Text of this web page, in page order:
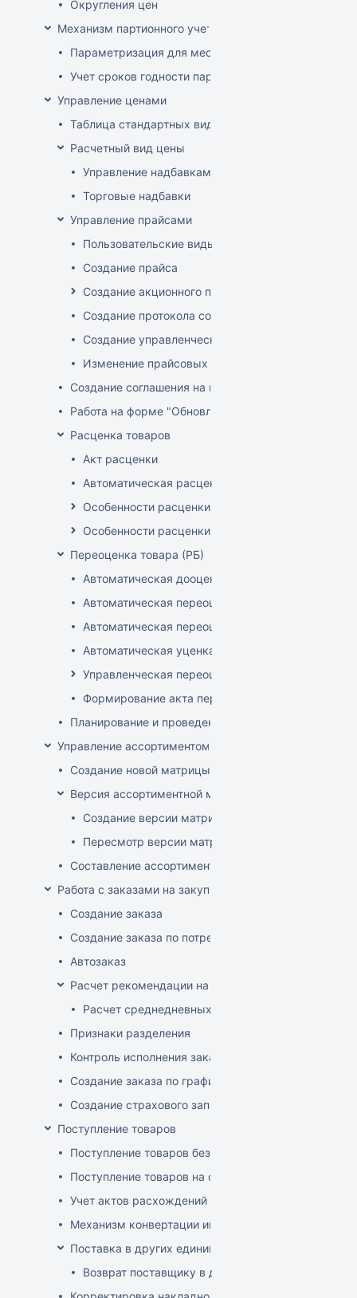
Округления цен
Механизм партионного учета
Параметризация для места хранения механизма
Учет сроков годности партий
Управление ценами
Таблица стандартных видов цен
Расчетный вид цены
Управление надбавками
Торговые надбавки
Управление прайсами
Пользовательские виды цен
Создание прайса
Создание акционного прайса
Создание протокола согласования цен
Создание управленческого прайса
Изменение прайсовых цен
Создание соглашения на поставку
Работа на форме "Обновление розничных цен"
Расценка товаров
Акт расценки
Автоматическая расценка при проведении
Особенности расценки в РБ
Особенности расценки РФ
Переоценка товара (РБ)
Автоматическая дооценка товаров
Автоматическая переоценка акционного товара
Автоматическая переоценка по прайсам и
Автоматическая уценка товаров
Управленческая переоценка
Формирование акта переоценки
Планирование и проведение акций
Управление ассортиментом магазинов
Создание новой матрицы
Версия ассортиментной матрицы
Создание версии матрицы
Пересмотр версии матрицы
Составление ассортимента магазина
Работа с заказами на закупку
Создание заказа
Создание заказа по потребностям
Автозаказ
Расчет рекомендации на закупку
Расчет среднедневных продаж
Признаки разделения
Контроль исполнения заказов поставщиком
Создание заказа по графику
Создание страхового запаса
Поступление товаров
Поступление товаров без заказа
Поступление товаров на основе заказа
Учет актов расхождений при поступлении товаров
Механизм конвертации инвойсов из иностранной
Поставка в других единицах
Возврат поставщику в других единицах